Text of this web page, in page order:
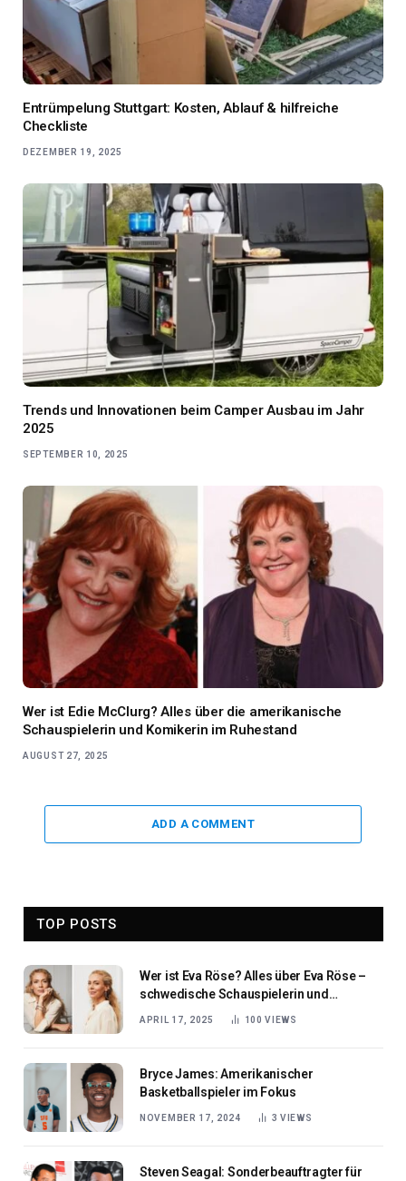
Entrümpelung Stuttgart: Kosten, Ablauf & hilfreiche
Checkliste
DEZEMBER 19, 2025
Trends und Innovationen beim Camper Ausbau im Jahr
2025
SEPTEMBER 10, 2025
Wer ist Edie McClurg? Alles über die amerikanische
Schauspielerin und Komikerin im Ruhestand
AUGUST 27, 2025
ADD A COMMENT
TOP POSTS
Wer ist Eva Röse? Alles über Eva Röse –
schwedische Schauspielerin und
Fernsehmoderatorin
APRIL 17, 2025 100VIEWS
Bryce James: Amerikanischer
Basketballspieler im Fokus
NOVEMBER 17, 2024 3VIEWS
Steven Seagal: Sonderbeauftragter für